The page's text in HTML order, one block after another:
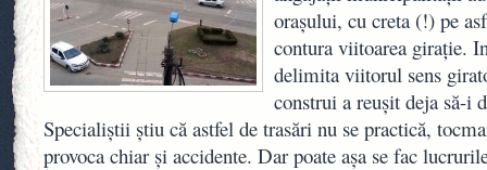
oraşului, cu creta (!) pe
contura viitoarea giraţie.
delimita viitorul sens
construi a reuşit deja să-i
Specialiştii ştiu că astfel de trasări nu se practică,
provoca chiar şi accidente. Dar poate aşa se fac